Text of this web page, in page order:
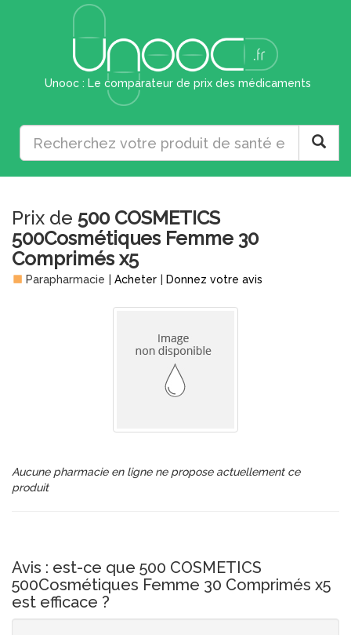
Unooc : Le comparateur de prix des médicaments
Prix de 500 COSMETICS
500Cosmétiques Femme 30
Comprimés x5
Parapharmacie Acheter Donnez votre avis
Aucune pharmacie en ligne ne propose actuellement ce
produit
Avis : est-ce que 500 COSMETICS
500Cosmétiques Femme 30 Comprimés x5
est efficace ?